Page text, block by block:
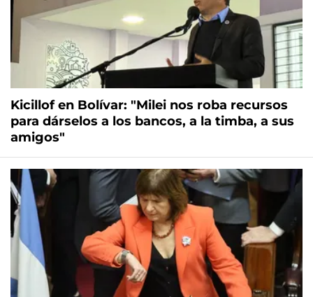
Kicillof en Bolívar: "Milei nos roba recursos
para dárselos a los bancos, a la timba, a sus
amigos"